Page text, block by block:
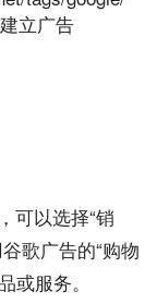
可以选择“销
歌广告的“购物
或服务。